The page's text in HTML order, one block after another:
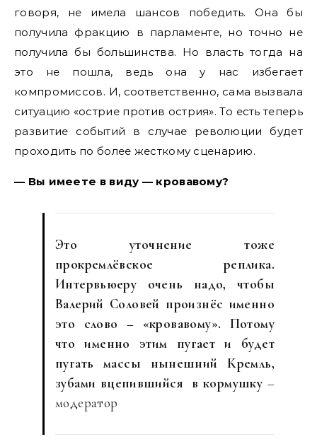
говоря, не имела шансов победить. Она бы
получила фракцию в парламенте, но точно не
получила бы большинства. Но власть тогда на
это не пошла, ведь она у нас избегает
компромиссов. И, соответственно, сама вызвала
ситуацию «острие против острия». То есть теперь
развитие событий в случае революции будет
проходить по более жесткому сценарию.
— Вы имеете в виду — кровавому?
Это уточнение тоже
прокремлёвское реплика.
Интервьюеру очень надо, чтобы
Валерий Соловей произнёс именно
это слово – «кровавому». Потому
что именно этим пугает и будет
пугать массы нынешний Кремль,
зубами вцепившийся в кормушку –
модератор